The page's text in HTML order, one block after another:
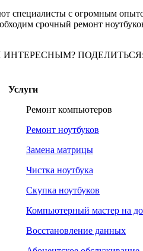
специалисты с огромным
срочный ремонт
ПОДЕЛИТЬСЯ:
Услуги
Ремонт компьютеров
Ремонт ноутбуков
Замена матрицы
Чистка ноутбука
Скупка ноутбуков
Компьютерный мастер на
Восстановление данных